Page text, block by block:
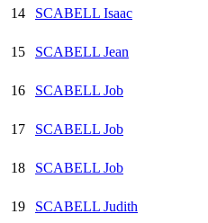
14 SCABELL Isaac
15 SCABELL Jean
16 SCABELL Job
17 SCABELL Job
18 SCABELL Job
19 SCABELL Judith